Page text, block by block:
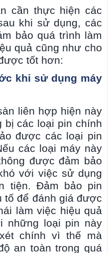
cần thực hiện các
khi sử dụng, các
bảo quá trình làm
quả cũng như cho
tốt hơn:
khi sử dụng máy
liên hợp hiện này
các loại pin chính
được các loại pin
các loại máy này
được đảm bảo
với việc sử dụng
tiện. Đảm bảo pin
tố để đánh giá được
làm việc hiệu quả
những loại pin này
chính vì thế mà
an toàn trong quá